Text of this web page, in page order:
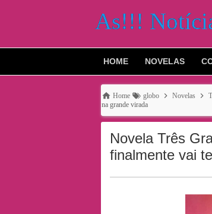
As!!!
HOME NOVELAS
Home globo Novelas
na grande virada
Novela Três
finalmente vai